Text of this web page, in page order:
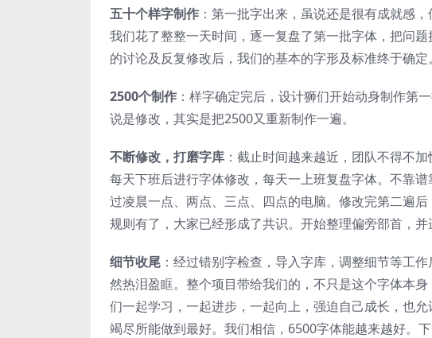
五十个样字制作 ：第一批字出来，虽说还是很有成就感
我们花了整整一天时间，逐一复盘了第一批字体，把问
的讨论及反复修改后，我们的基本的字形及标准终于确定。
2500个制作 ：样字确定完后，设计狮们开始动身制作第
说是修改，其实是把2500又重新制作一遍。
不断修改，打磨字库 ：截止时间越来越近，团队不得不
每天下班后进行字体修改，每天一上班复盘字体。不靠
过凌晨一点、两点、三点、四点的电脑。修改完第二遍
规则有了，大家已经形成了共识。开始整理偏旁部首，
细节收尾 ：经过错别字检查，导入字库，调整细节等工
然热泪盈眶。整个项目带给我们的，不只是这个字体本
们一起学习，一起进步，一起向上，强迫自己成长，也
竭尽所能做到最好。我们相信，6500字体能越来越好。下